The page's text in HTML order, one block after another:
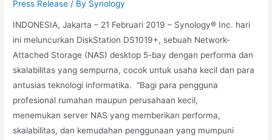
Press Release / By Synology
INDONESIA, Jakarta – 21 Februari 2019 – Synology® Inc. hari
ini meluncurkan DiskStation DS1019+, sebuah Network-
Attached Storage (NAS) desktop 5-bay dengan performa dan
skalabilitas yang sempurna, cocok untuk usaha kecil dan para
antusias teknologi informatika. “Bagi para pengguna
profesional rumahan maupun perusahaan kecil,
menemukan server NAS yang memberikan performa,
skalabilitas, dan kemudahan penggunaan yang mumpuni